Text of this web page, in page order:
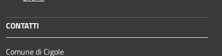
CONTATTI
Comune di Cigole